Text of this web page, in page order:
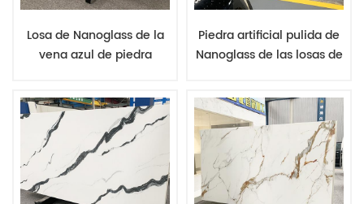
Losa de Nanoglass de la
vena azul de piedra
para la encimera de la
cocina y el revestimiento
de la pared
Piedra artificial pulida de
Nanoglass de las losas de
superficie 18m m para las
baldosas